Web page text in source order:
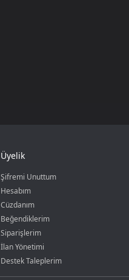
Üyelik
Şifremi Unuttum
Hesabım
Cüzdanım
Beğendiklerim
Siparişlerim
İlan Yönetimi
Destek Taleplerim